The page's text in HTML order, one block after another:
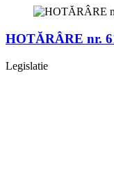
HOTĂRÂRE nr.
Legislatie